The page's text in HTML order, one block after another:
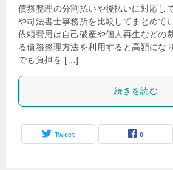
債務整理の分割払いや後払いに対応し
や司法書士事務所を比較してまとめて
依頼費用は自己破産や個人再生などの
る債務整理方法を利用すると高額にな
でも負担を […]
続きを読む
Tweet 0